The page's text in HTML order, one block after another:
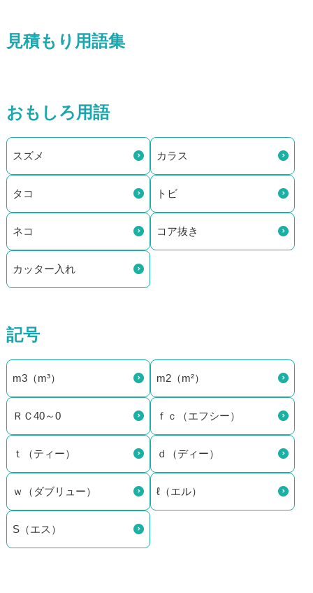
見積もり用語集
おもしろ用語
スズメ カラス
タコ トビ
ネコ コア抜き
カッター入れ
記号
m3（m³） m2（m²）
ＲＣ40～0 ｆｃ（エフシー）
ｔ（ティー） ｄ（ディー）
ｗ（ダブリュー） ℓ（エル）
S（エス）